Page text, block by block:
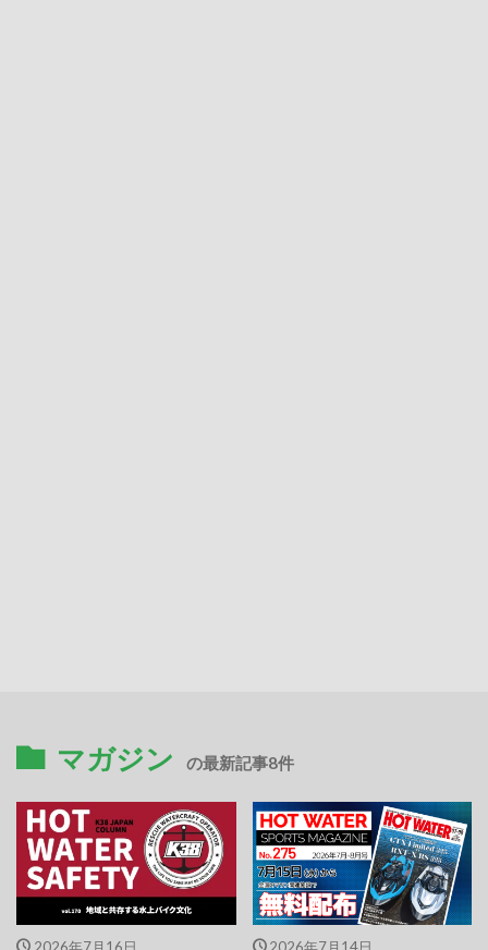
マガジン の最新記事8件
2026年7月16日 2026年7月14日